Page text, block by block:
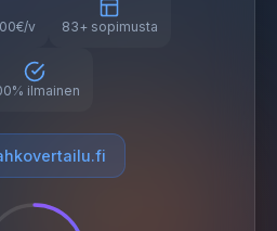
v 83+ sopimusta
ilmainen